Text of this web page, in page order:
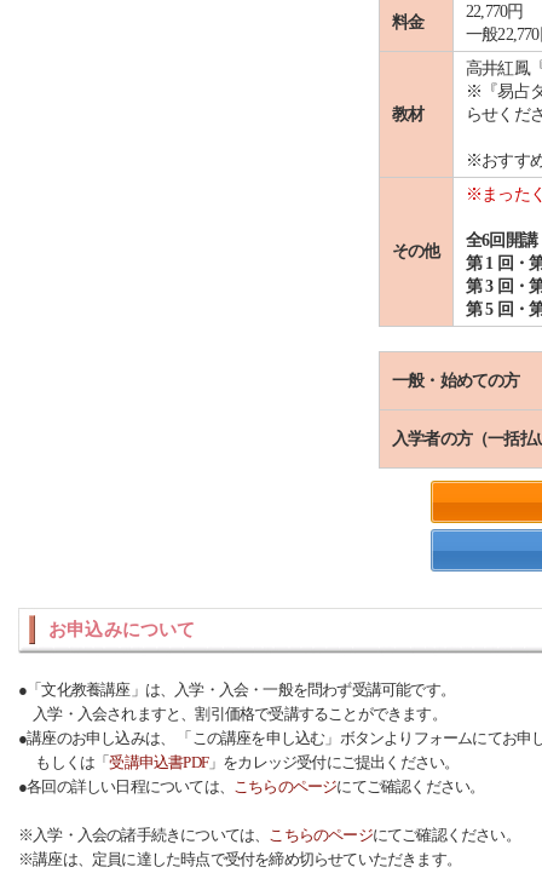
料金
22,770円
一般
教材
高井紅鳳
※『易占
らせくだ
※おすす
その他
※まった
全6回開講
第 1 回・
第 3 回・
第 5 回・
一般・始めての方
入学者の方（一括払
お申込みについて
●「文化教養講座」は、入学・入会・一般を問わず受講可能です。
入学・入会されますと、割引価格で受講することができます。
●講座のお申し込みは、 「この講座を申し込む」ボタンよりフォームにてお申
もしくは「受講申込書PDF」をカレッジ受付にご提出ください。
●各回の詳しい日程については、 こちらのページにてご確認ください。
※入学・入会の諸手続きについては、 こちらのページにてご確認ください。
※講座は、定員に達した時点で受付を締め切らせていただきます。